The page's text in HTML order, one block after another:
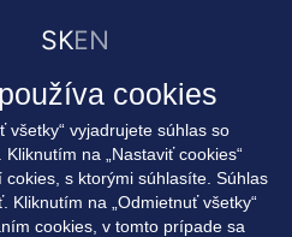
SKEN
cookies
všetky“ vyjadrujete súhlas so
na „Nastaviť cookies“
s ktorými súhlasíte. Súhlas
Kliknutím na „Odmietnuť všetky“
cookies, v tomto prípade sa